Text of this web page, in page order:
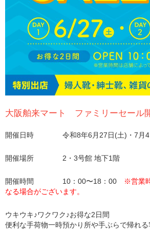
大阪舶来マート ファミリーセール
開催日時 令和8年6月27日(土)・7月4
開催場所 2・3号館 地下1階
開催時間 10：00〜18：00
※営業
なる場合がございます。
ウキウキ♪ワクワク♪お得な2日間
便利な手荷物一時預かり所や手ぶらで帰れ